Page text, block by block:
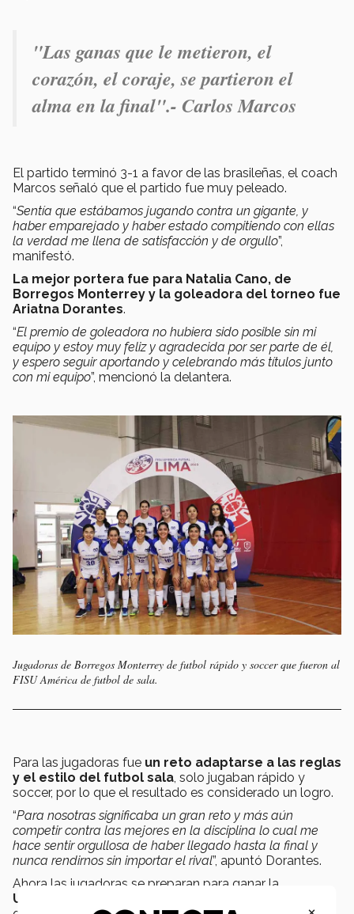
"Las ganas que le metieron, el
corazón, el coraje, se partieron el
alma en la final".- Carlos Marcos
El partido terminó 3-1 a favor de las brasileñas, el coach
Marcos señaló que el partido fue muy peleado.
“Sentía que estábamos jugando contra un gigante, y
haber emparejado y haber estado compitiendo con ellas
la verdad me llena de satisfacción y de orgullo”,
manifestó.
La mejor portera fue para Natalia Cano, de
Borregos Monterrey y la goleadora del torneo fue
Ariatna Dorantes.
“El premio de goleadora no hubiera sido posible sin mi
equipo y estoy muy feliz y agradecida por ser parte de él,
y espero seguir aportando y celebrando más títulos junto
con mi equipo”, mencionó la delantera.
Jugadoras de Borregos Monterrey de futbol rápido y soccer que fueron al
FISU América de futbol de sala.
Para las jugadoras fue un reto adaptarse a las reglas
y el estilo del futbol sala, solo jugaban rápido y
soccer, por lo que el resultado es considerado un logro.
“Para nosotras significaba un gran reto y más aún
competir contra las mejores en la disciplina lo cual me
hace sentir orgullosa de haber llegado hasta la final y
nunca rendirnos sin importar el rival”, apuntó Dorantes.
Ahora las jugadoras se preparan para ganar la
Universiada Nacional